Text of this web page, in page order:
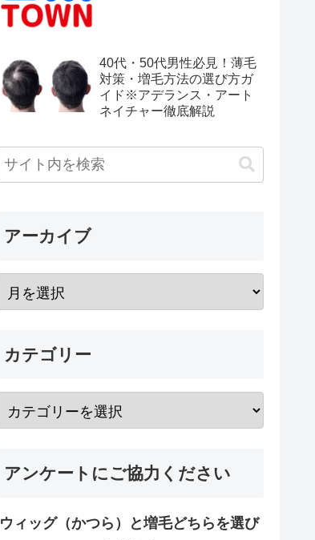
40代・50代男性必見！薄毛
対策・増毛方法の選び方ガ
イド※アデランス・アート
ネイチャー徹底解説
アーカイブ
カテゴリー
アンケートにご協力ください
ウィッグ（かつら）と増毛どちらを選び